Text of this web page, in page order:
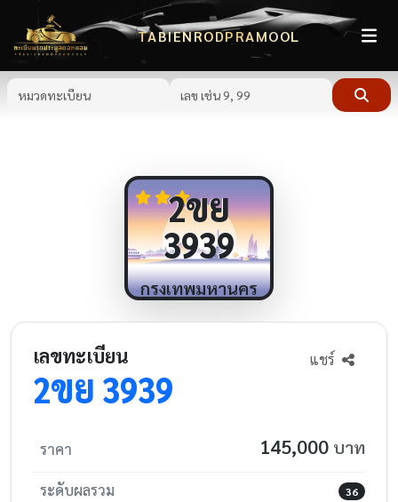
TABIENRODPRAMOOL
2ขย
3939
กรุงเทพมหานคร
เลขทะเบียน
2ขย 3939
แชร์
ราคา 145,000 บาท
ระดับผลรวม 36